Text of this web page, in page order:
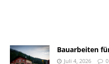
Bauarbeiten
Juli 4, 2026 0